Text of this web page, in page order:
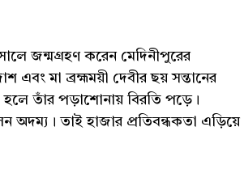
জন্মগ্রহণ করেন মেদিনীপুরের
এবং মা ব্রহ্মময়ী দেবীর ছয় সন্তানের
হলে তাঁর পড়াশোনায় বিরতি পড়ে।
অদম্য। তাই হাজার প্রতিবন্ধকতা এড়িয়ে